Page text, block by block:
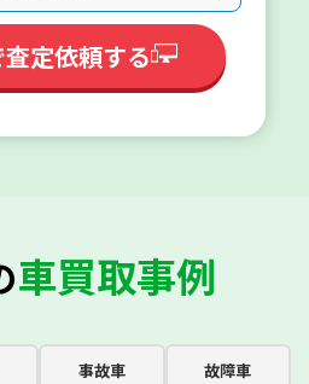
定依頼する
車買取事例
事故車 故障車